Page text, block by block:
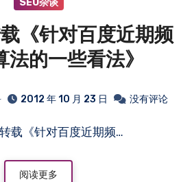
SEO杂谈
《针对百度近期频
法的一些看法》
2012 年 10 月 23 日 没有评论
转载《针对百度近期频…
阅读更多